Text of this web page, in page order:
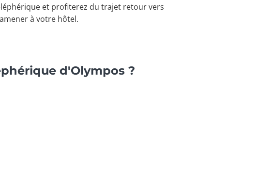
et profiterez du trajet retour vers
à votre hôtel.
d'Olympos ?